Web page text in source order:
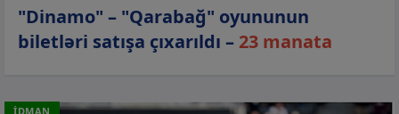
"Dinamo" – "Qarabağ" oyununun
biletləri satışa çıxarıldı – 23 manata
İDMAN